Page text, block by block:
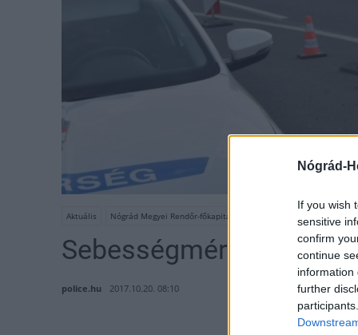
Nógrád-
If you wish
sensitive
confirm
continue
information
further
Aktuális Nógrád Megyei Rendőr-főkapitányság sebesség-ellenőrzés
Sebességmérés
police.hu 2017.10.20. 08:10